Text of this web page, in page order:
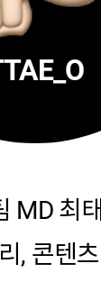
MD 최
, 콘텐